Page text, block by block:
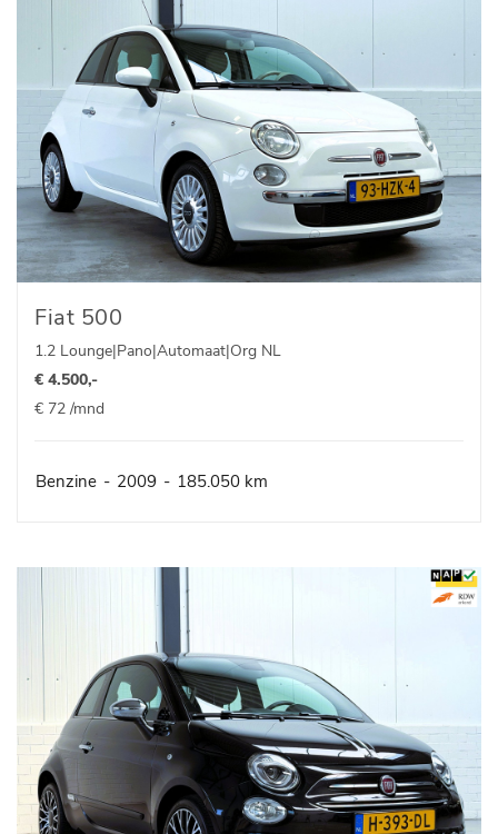
Fiat 500
1.2 Lounge|Pano|Automaat|Org NL
€ 4.500,-
€ 72 /mnd
Benzine - 2009 - 185.050 km